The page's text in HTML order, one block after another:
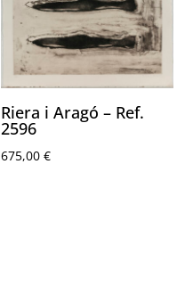
Riera i Aragó – Ref.
2596
675,00€